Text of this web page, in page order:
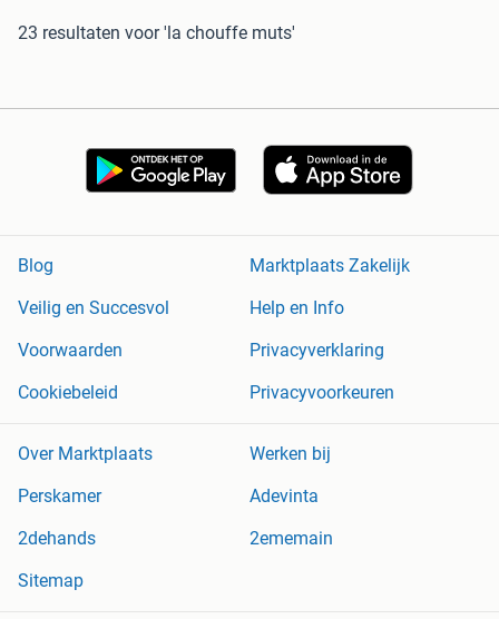
23 resultaten voor 'la chouffe muts'
Blog
Marktplaats Zakelijk
Veilig en Succesvol
Help en Info
Voorwaarden
Privacyverklaring
Cookiebeleid
Privacyvoorkeuren
Over Marktplaats
Werken bij
Perskamer
Adevinta
2dehands
2ememain
Sitemap